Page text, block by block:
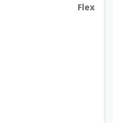
Flex